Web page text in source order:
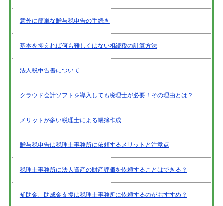
意外に簡単な贈与税申告の手続き
基本を抑えれば何も難しくはない相続税の計算方法
法人税申告書について
クラウド会計ソフトを導入しても税理士が必要！その理由とは？
メリットが多い税理士による帳簿作成
贈与税申告は税理士事務所に依頼するメリットと注意点
税理士事務所に法人資産の財産評価を依頼することはできる？
補助金、助成金支援は税理士事務所に依頼するのがおすすめ？